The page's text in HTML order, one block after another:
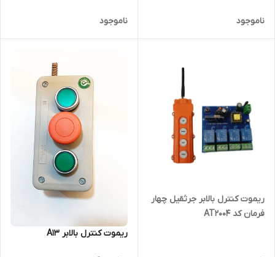
ناموجود ناموجود
ریموت کنترل بالابر جرثقیل چهار
فرمان کد AT2004
ریموت کنترل بالابر A13